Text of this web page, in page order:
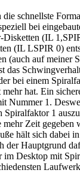
schnellste
bei
Disketten (IL
(IL LSPIR 0)
(auch auf meiner
das
bei einem
hat. Ein
Nummer 1.
Spiralfaktor 1
mehr Zeit gegeben
hält sich dabei
der Hauptgrund
Desktop mit